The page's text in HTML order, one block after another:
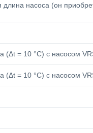
насоса (он
(Δt = 10 °С) с насосом
(Δt = 10 °С) с насосом